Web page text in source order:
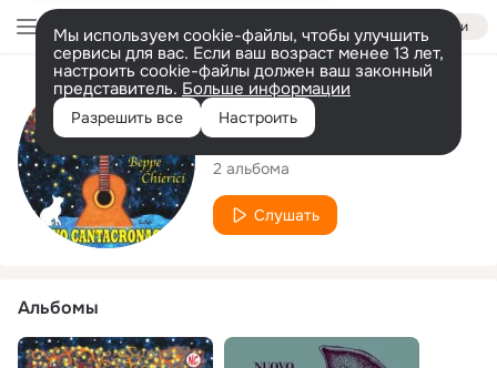
Войти
Мы используем cookie-файлы, чтобы улучшить
сервисы для вас. Если ваш возраст менее 13 лет,
настроить cookie-файлы должен ваш законный
представитель. Больше информации
Разрешить все Настроить
Исполнитель
Beppe Chierici
2 альбома
Слушать
Альбомы